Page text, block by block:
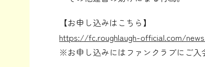
【お申し込みはこちら】
https://fc.roughlaugh-official.com/
※お申し込みにはファンクラブにご入